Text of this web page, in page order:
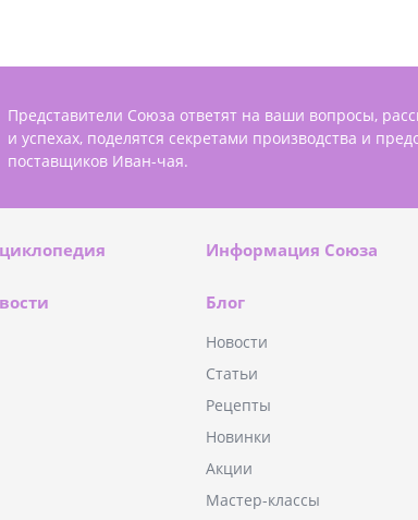
Представители Союза ответят на ваши вопросы,
и успехах, поделятся секретами производства и
поставщиков Иван-чая.
Информация Союза
Блог
Новости
Статьи
Рецепты
Новинки
Акции
Мастер-классы